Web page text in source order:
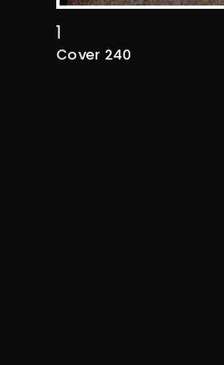
1
Cover 240